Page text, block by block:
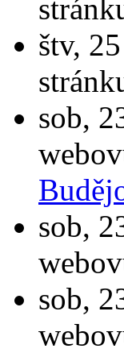
štv,
sob,
sob,
sob,